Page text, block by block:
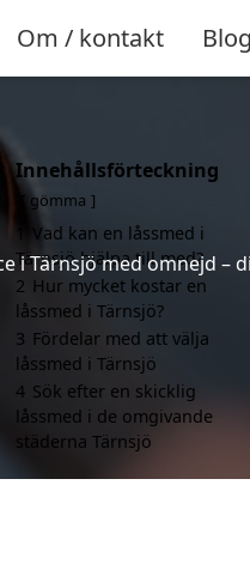
Om / kontakt
i Tärnsjö med omnejd –
Innehållsförteckning
gömma
Vad kan en låssmed i
Tärnsjö hjälpa till med?
2 Hur mycket kostar en
låssmed i Tärnsjö?
3 Fördelar med att välja
låssmed i Tärnsjö
4 Sök efter en skicklig
låssmed i de omgivande
städerna Tärnsjö